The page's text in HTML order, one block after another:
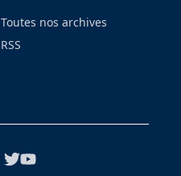
Toutes nos archives
RSS